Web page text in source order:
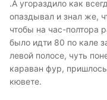
.А угораздило как
опаздывал и знал же,
чтобы на час-полтора
было идти 80 по кале
левой полосе, чуть
караван фур,
кювете.